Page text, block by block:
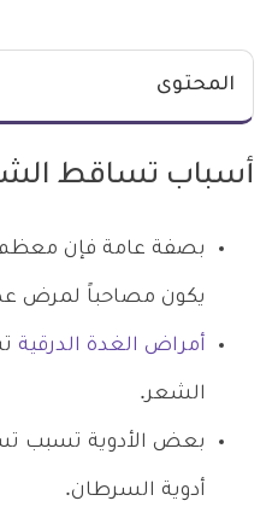
المحتوى
أسباب تساقط
بصفة عامة فإن
يكون مصاحباً لمرض
أمراض الغدة الدرقية
الشعر.
بعض الأدوية تسبب
أدوية السرطان.